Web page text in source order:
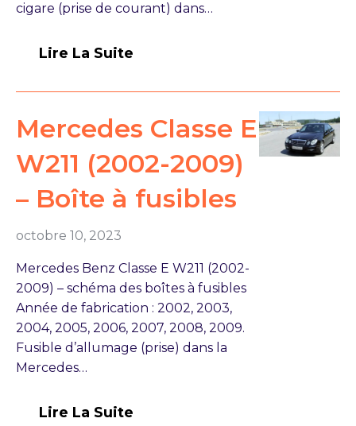
cigare (prise de courant) dans…
Lire La Suite
Mercedes Classe E
W211 (2002-2009)
– Boîte à fusibles
octobre 10, 2023
Mercedes Benz Classe E W211 (2002-
2009) – schéma des boîtes à fusibles
Année de fabrication : 2002, 2003,
2004, 2005, 2006, 2007, 2008, 2009.
Fusible d’allumage (prise) dans la
Mercedes…
Lire La Suite